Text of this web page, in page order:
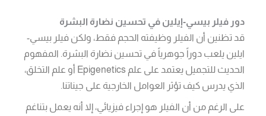
دور فيلر بيسي-إيلين في تحسين نضارة البشرة
قد تظنين أن الفيلر وظيفته الحجم فقط، ولكن فيلر بيسي-
ايلين يلعب دوراً جوهرياً في تحسين نضارة البشرة. المفهوم
الحديث للتجميل يعتمد على علم Epigenetics أو علم التخلق،
الذي يدرس كيف تؤثر العوامل الخارجية على جيناتنا.
على الرغم من أن الفيلر هو إجراء فيزيائي، إلا أنه يعمل بتناغم